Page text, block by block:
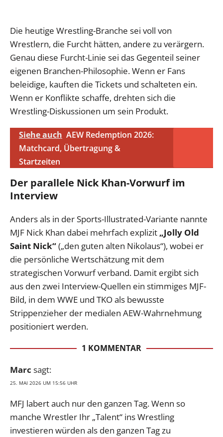
Die heutige Wrestling-Branche sei voll von
Wrestlern, die Furcht hätten, andere zu verärgern.
Genau diese Furcht-Linie sei das Gegenteil seiner
eigenen Branchen-Philosophie. Wenn er Fans
beleidige, kauften die Tickets und schalteten ein.
Wenn er Konflikte schaffe, drehten sich die
Wrestling-Diskussionen um sein Produkt.
Siehe auch AEW Redemption 2026:
Matchcard, Übertragung &
Startzeiten
Der parallele Nick Khan-Vorwurf im
Interview
Anders als in der Sports-Illustrated-Variante nannte
MJF Nick Khan dabei mehrfach explizit „Jolly Old
Saint Nick“(„den guten alten Nikolaus“), wobei er
die persönliche Wertschätzung mit dem
strategischen Vorwurf verband. Damit ergibt sich
aus den zwei Interview-Quellen ein stimmiges MJF-
Bild, in dem WWE und TKO als bewusste
Strippenzieher der medialen AEW-Wahrnehmung
positioniert werden.
1 KOMMENTAR
Marc sagt:
25. MAI 2026 UM 15:56 UHR
MFJ labert auch nur den ganzen Tag. Wenn so
manche Wrestler Ihr „Talent“ ins Wrestling
investieren würden als den ganzen Tag zu